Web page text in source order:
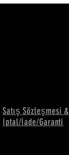
Satış Sözleşmesi &
İptal/İade/Garanti